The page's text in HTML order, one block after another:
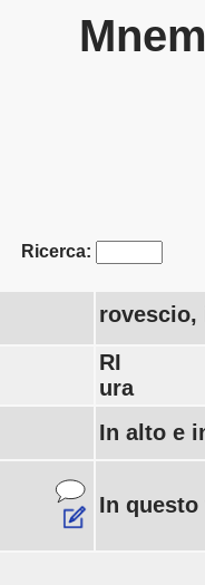
Ricerca:
rovescio,
RI
ura
In alto e
In